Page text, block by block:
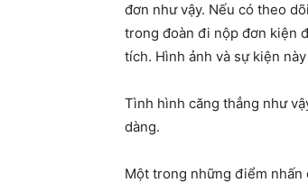
đơn như vậy. Nếu có theo
trong đoàn đi nộp đơn kiện
tích. Hình ảnh và sự kiện
Tình hình căng thẳng như
dàng.
Một trong những điểm nhấn